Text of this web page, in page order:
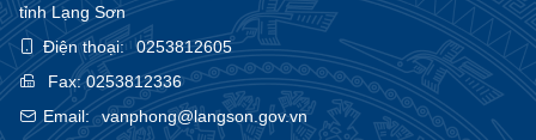
tỉnh Lạng Sơn
Điện thoại:
0253812605
Fax:0253812336
Email:
vanphong@langson.gov.vn